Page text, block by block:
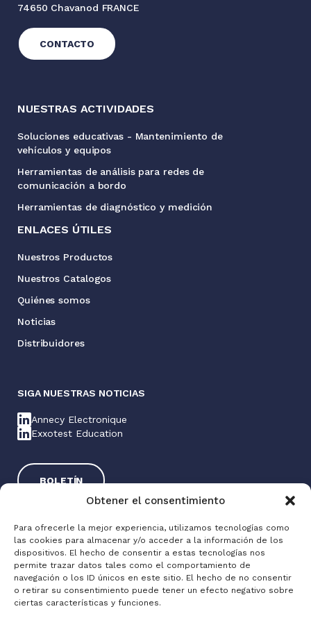
Obtener el consentimiento
Para ofrecerle la mejor experiencia, utilizamos tecnologías como
las cookies para almacenar y/o acceder a la información de los
dispositivos. El hecho de consentir a estas tecnologías nos
permite trazar datos tales como el comportamiento de
navegación o los ID únicos en este sitio. El hecho de no consentir
o retirar su consentimiento puede tener un efecto negativo sobre
ciertas características y funciones.
74650 Chavanod FRANCE
CONTACTO
NUESTRAS ACTIVIDADES
Soluciones educativas - Mantenimiento de
vehículos y equipos
Herramientas de análisis para redes de
comunicación a bordo
Herramientas de diagnóstico y medición
ENLACES ÚTILES
Nuestros Productos
Nuestros Catalogos
Quiénes somos
Noticias
Distribuidores
SIGA NUESTRAS NOTICIAS
Annecy Electronique
Exxotest Education
BOLETÍN
Exxotest® 2025